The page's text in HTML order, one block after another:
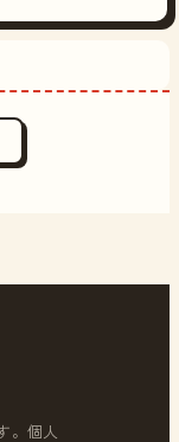
。個人